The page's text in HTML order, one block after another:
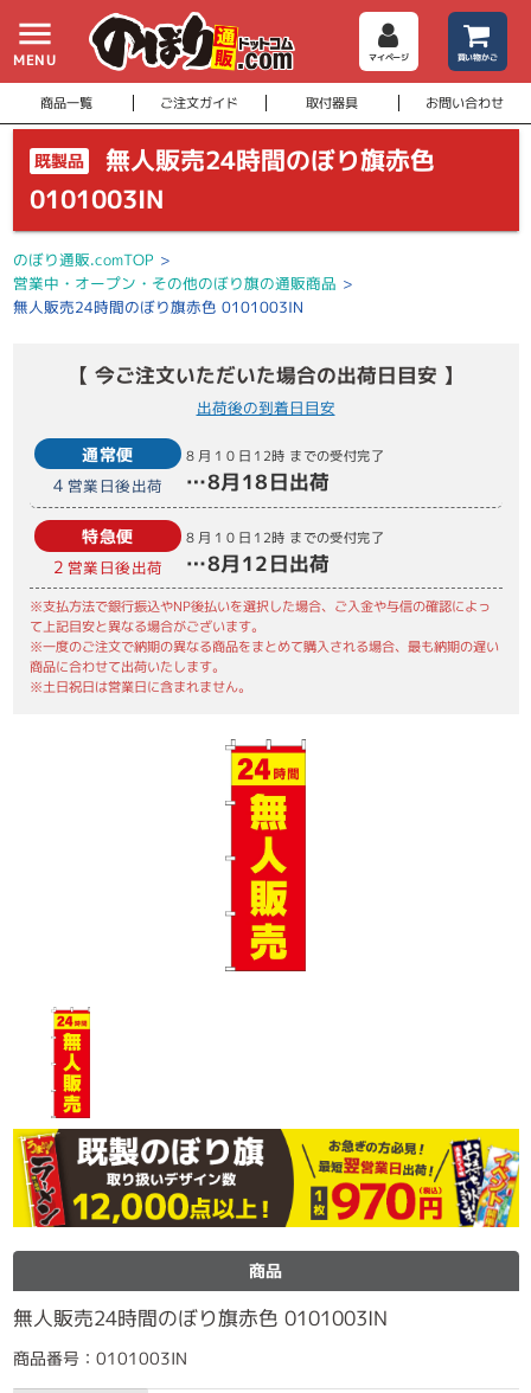
menu
MENU マイページ 買い物かご
商品一覧 ご注文ガイド 取付器具 お問い合わせ
既製品
無人販売24時間のぼり旗赤色
0101003IN
のぼり通販.comTOP >
営業中・オープン・その他のぼり旗の通販商品 >
無人販売24時間のぼり旗赤色 0101003IN
【 今ご注文いただいた場合の出荷日目安 】
出荷後の到着日目安
通常便
4 営業日後出荷
8月10日 12時 までの受付完了
…8月18日出荷
特急便
2 営業日後出荷
8月10日 12時 までの受付完了
…8月12日出荷
※支払方法で銀行振込やNP後払いを選択した場合、ご入金や与信の確認によっ
て上記目安と異なる場合がございます。
※一度のご注文で納期の異なる商品をまとめて購入される場合、最も納期の遅い
商品に合わせて出荷いたします。
※土日祝日は営業日に含まれません。
商品
無人販売24時間のぼり旗赤色 0101003IN
商品番号：0101003IN